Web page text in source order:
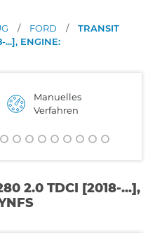
/ FORD /
TRANSIT
...], ENGINE:
Manuelles
Verfahren
2.0 TDCI [2018-...],